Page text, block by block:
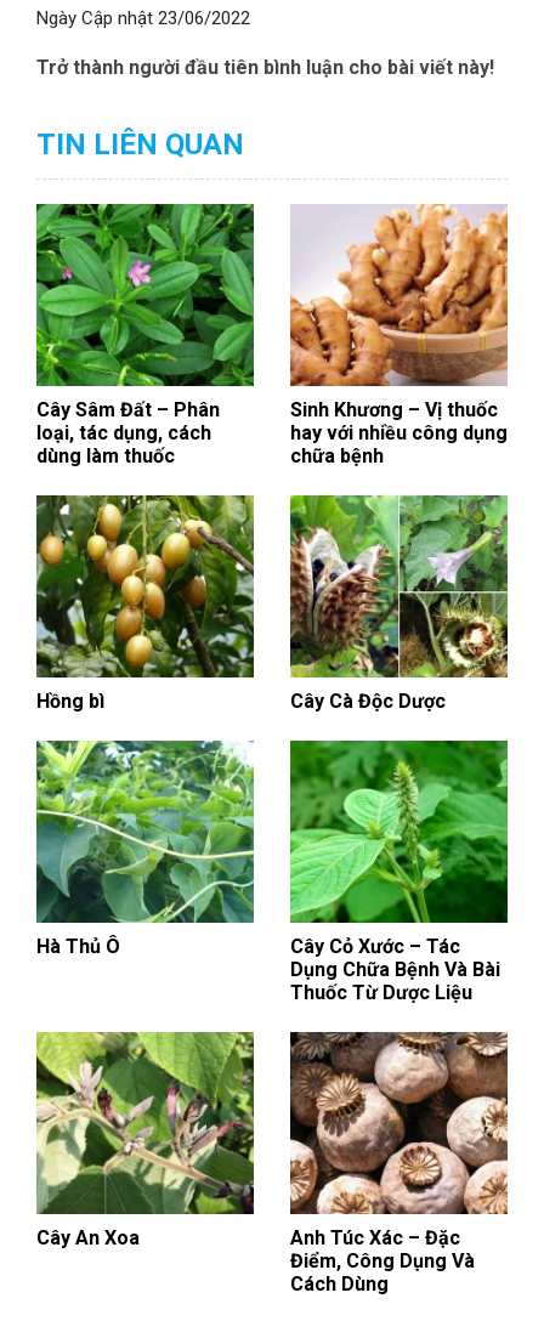
Ngày Cập nhật 23/06/2022
Trở thành người đầu tiên bình luận cho bài viết này!
TIN LIÊN QUAN
Cây Sâm Đất – Phân
loại, tác dụng, cách
dùng làm thuốc
Sinh Khương – Vị thuốc
hay với nhiều công dụng
chữa bệnh
Hồng bì Cây Cà Độc Dược
Hà Thủ Ô
Cây Cỏ Xước – Tác
Dụng Chữa Bệnh Và Bài
Thuốc Từ Dược Liệu
Cây An Xoa
Anh Túc Xác – Đặc
Điểm, Công Dụng Và
Cách Dùng